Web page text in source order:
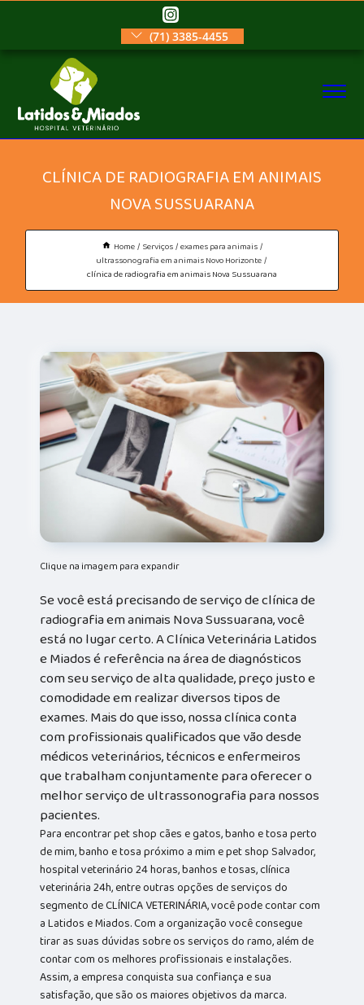
(71) 3385-4455
CLÍNICA DE RADIOGRAFIA EM ANIMAIS
NOVA SUSSUARANA
Home Serviços exames para animais
ultrassonografia em animais Novo Horizonte
clínica de radiografia em animais Nova Sussuarana
Clique na imagem para expandir
Se você está precisando de serviço de clínica de
radiografia em animais Nova Sussuarana, você
está no lugar certo. A Clínica Veterinária Latidos
e Miados é referência na área de diagnósticos
com seu serviço de alta qualidade, preço justo e
comodidade em realizar diversos tipos de
exames. Mais do que isso, nossa clínica conta
com profissionais qualificados que vão desde
médicos veterinários, técnicos e enfermeiros
que trabalham conjuntamente para oferecer o
melhor serviço de ultrassonografia para nossos
pacientes.
Para encontrar pet shop cães e gatos, banho e tosa perto
de mim, banho e tosa próximo a mim e pet shop Salvador,
hospital veterinário 24 horas, banhos e tosas, clínica
veterinária 24h, entre outras opções de serviços do
segmento de CLÍNICA VETERINÁRIA, você pode contar com
a Latidos e Miados. Com a organização você consegue
tirar as suas dúvidas sobre os serviços do ramo, além de
contar com os melhores profissionais e instalações.
Assim, a empresa conquista sua confiança e sua
satisfação, que são os maiores objetivos da marca.